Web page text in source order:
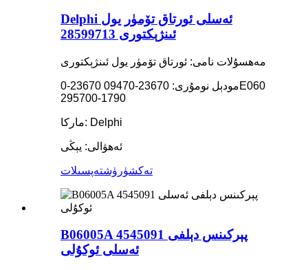
Delphi ئەسلى ئورتاق تۆمۈر يول
ئىنژېكتورى 28599713
مەھسۇلات نامى: ئورتاق تۆمۈر يول ئىنژېكتورى
مودېل نومۇرى: 23670-09470 23670-0E060
295700-1790
ماركا: Delphi
ئەھۋالى: يېڭى
تەكشۈرۈشتەپسىلات
B06005A 4545091 پېركىنس دېلفى
ئەسلى ئوكۇلى